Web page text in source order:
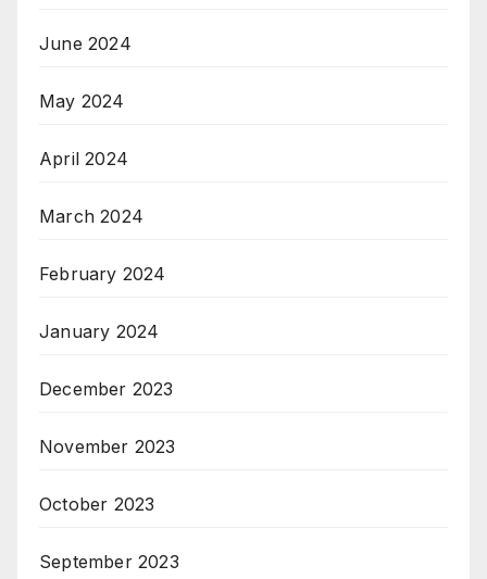
June 2024
May 2024
April 2024
March 2024
February 2024
January 2024
December 2023
November 2023
October 2023
September 2023